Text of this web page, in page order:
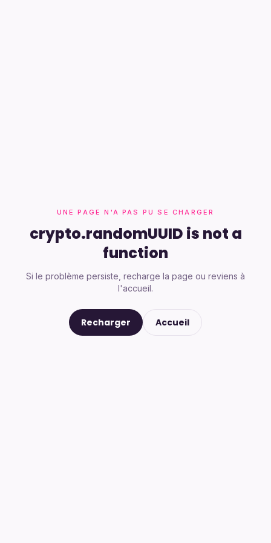
UNE PAGE N'A PAS PU SE CHARGER
crypto.randomUUID is not a
function
Si le problème persiste, recharge la page ou reviens à
l'accueil.
Recharger Accueil